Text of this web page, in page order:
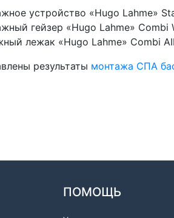
устройство «Hugo Lahme»
гейзер «Hugo Lahme» Combi
лежак «Hugo Lahme» Combi
результаты монтажа СПА
ПОМОЩЬ